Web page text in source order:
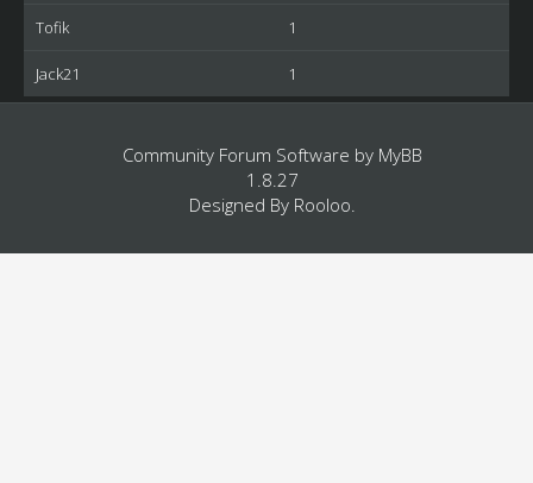
Tofik 1
Jack21 1
Community Forum Software by MyBB
1.8.27
Designed By Rooloo.